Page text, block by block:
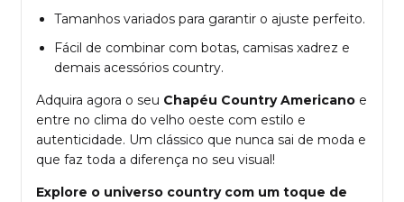
Tamanhos variados para garantir o ajuste perfeito.
Fácil de combinar com botas, camisas xadrez e
demais acessórios country.
Adquira agora o seu Chapéu Country Americano e
entre no clima do velho oeste com estilo e
autenticidade. Um clássico que nunca sai de moda e
que faz toda a diferença no seu visual!
Explore o universo country com um toque de